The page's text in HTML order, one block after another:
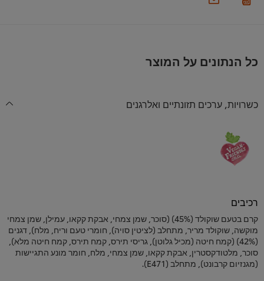
כל הנתונים על המוצר
כשרויות, ערכים תזונתיים ואלרגנים
רכיבים
קרם בטעם שוקולד (45%) (סוכר, שמן צמחי, אבקת קקאו, עמילן, שמן צמחי
מוקשה, שוקולד מריר, מתחלב (לציטין סויה), חומרי טעם וריח, מלח), דגנים
(42%) (קמח חיטה (מכיל גלוטן), גריסי תירס, קמח תירס, קמח חיטה מלא),
סוכר, מלטודקסטרין, אבקת קקאו, שמן צמחי, מלח, חומר מונע התגיישות
(מגנזיום קרבונט), מתחלב (E471).